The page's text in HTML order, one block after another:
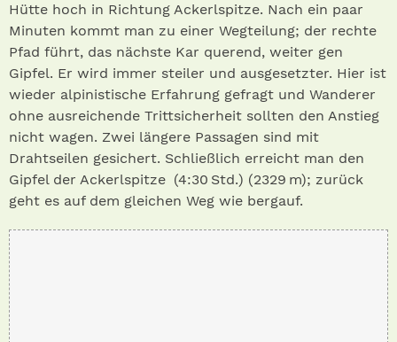
Hütte hoch in Richtung Ackerlspitze. Nach ein paar
Minuten kommt man zu einer Wegteilung; der rechte
Pfad führt, das nächste Kar querend, weiter gen
Gipfel. Er wird immer steiler und ausgesetzter. Hier ist
wieder alpinistische Erfahrung gefragt und Wanderer
ohne ausreichende Trittsicherheit sollten den Anstieg
nicht wagen. Zwei längere Passagen sind mit
Drahtseilen gesichert. Schließlich erreicht man den
Gipfel der Ackerlspitze (4:30 Std.) (2329 m); zurück
geht es auf dem gleichen Weg wie bergauf.